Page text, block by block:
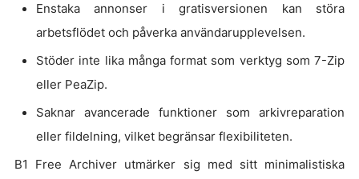
Enstaka annonser i gratisversionen kan störa
arbetsflödet och påverka användarupplevelsen.
Stöder inte lika många format som verktyg som 7-Zip
eller PeaZip.
Saknar avancerade funktioner som arkivreparation
eller fildelning, vilket begränsar flexibiliteten.
B1 Free Archiver utmärker sig med sitt minimalistiska